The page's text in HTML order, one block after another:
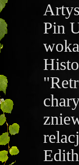
Pin